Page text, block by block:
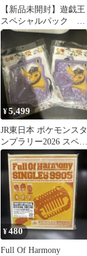
【新品未開封】遊戯王
スペシャルパック ス
タンプエディション 3
パック
¥5,499
JR東日本 ポケモンスタ
ンプラリー2026 スペシ
ャル版スタンプ帳 2冊
セット
¥480
Full Of Harmony